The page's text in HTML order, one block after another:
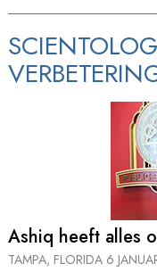
Ashiq heeft alles
TAMPA, FLORIDA 6